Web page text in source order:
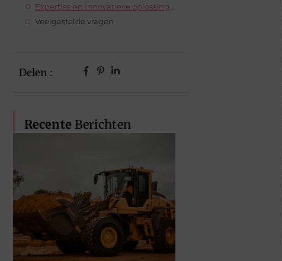
Veelgestelde vragen
Delen :
Recente Berichten